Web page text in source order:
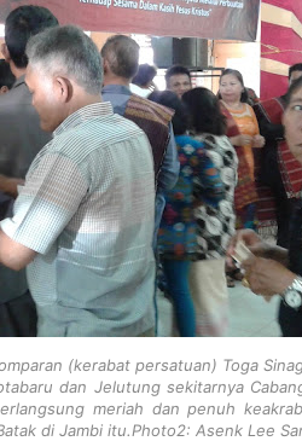
(kerabat persatuan) Toga
dan Jelutung sekitarnya
meriah dan penuh
di Jambi itu.Photo2: Asenk Lee